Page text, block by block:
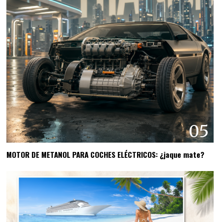
05
MOTOR DE METANOL PARA COCHES ELÉCTRICOS: ¿jaque mate?